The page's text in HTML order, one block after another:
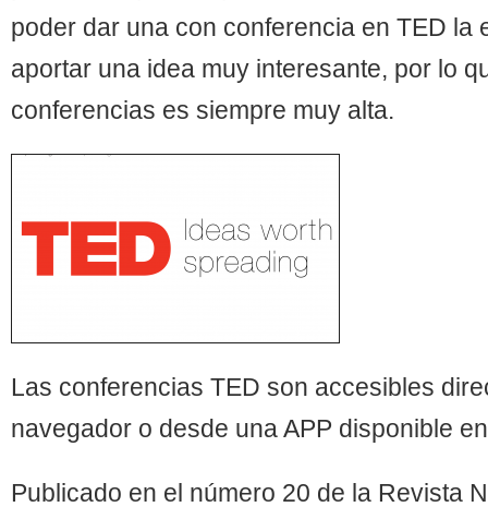
poder dar una con conferencia en TED la
aportar una idea muy interesante, por lo
conferencias es siempre muy alta.
Las conferencias TED son accesibles
navegador o desde una APP disponible
Publicado en el número 20 de la Revista